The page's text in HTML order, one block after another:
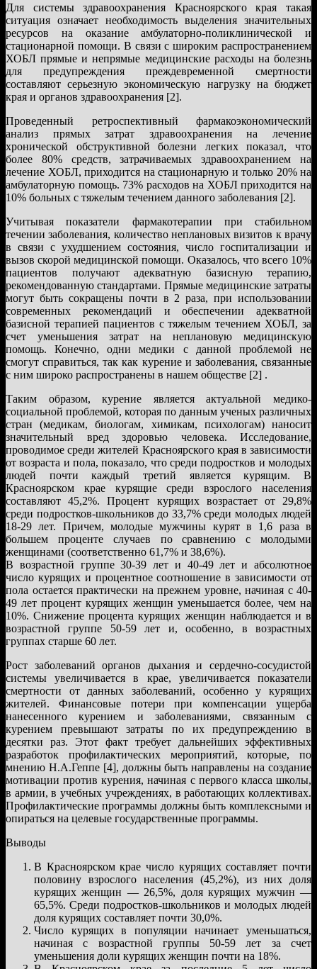
Для системы здравоохранения Красноярского края такая
ситуация означает необходимость выделения значительных
ресурсов на оказание амбулаторно-поликлинической и
стационарной помощи. В связи с широким распространением
ХОБЛ прямые и непрямые медицинские расходы на болезнь
для предупреждения преждевременной смертности
составляют серьезную экономическую нагрузку на бюджет
края и органов здравоохранения [2].
Проведенный ретроспективный фармакоэкономический
анализ прямых затрат здравоохранения на лечение
хронической обструктивной болезни легких показал, что
более 80% средств, затрачиваемых здравоохранением на
лечение ХОБЛ, приходится на стационарную и только 20% на
амбулаторную помощь. 73% расходов на ХОБЛ приходится на
10% больных с тяжелым течением данного заболевания [2].
Учитывая показатели фармакотерапии при стабильном
течении заболевания, количество неплановых визитов к врачу
в связи с ухудшением состояния, число госпитализации и
вызов скорой медицинской помощи. Оказалось, что всего 10%
пациентов получают адекватную базисную терапию,
рекомендованную стандартами. Прямые медицинские затраты
могут быть сокращены почти в 2 раза, при использовании
современных рекомендаций и обеспечении адекватной
базисной терапией пациентов с тяжелым течением ХОБЛ, за
счет уменьшения затрат на неплановую медицинскую
помощь. Конечно, одни медики с данной проблемой не
смогут справиться, так как курение и заболевания, связанные
с ним широко распространены в нашем обществе [2] .
Таким образом, курение является актуальной медико-
социальной проблемой, которая по данным ученых различных
стран (медикам, биологам, химикам, психологам) наносит
значительный вред здоровью человека. Исследование,
проводимое среди жителей Красноярского края в зависимости
от возраста и пола, показало, что среди подростков и молодых
людей почти каждый третий является курящим. В
Красноярском крае курящие среди взрослого населения
составляют 45,2%. Процент курящих возрастает от 29,8%
среди подростков-школьников до 33,7% среди молодых людей
18-29 лет. Причем, молодые мужчины курят в 1,6 раза в
большем проценте случаев по сравнению с молодыми
женщинами (соответственно 61,7% и 38,6%).
В возрастной группе 30-39 лет и 40-49 лет и абсолютное
число курящих и процентное соотношение в зависимости от
пола остается практически на прежнем уровне, начиная с 40-
49 лет процент курящих женщин уменьшается более, чем на
10%. Снижение процента курящих женщин наблюдается и в
возрастной группе 50-59 лет и, особенно, в возрастных
группах старше 60 лет.
Рост заболеваний органов дыхания и сердечно-сосудистой
системы увеличивается в крае, увеличивается показатели
смертности от данных заболеваний, особенно у курящих
жителей. Финансовые потери при компенсации ущерба
нанесенного курением и заболеваниями, связанным с
курением превышают затраты по их предупреждению в
десятки раз. Этот факт требует дальнейших эффективных
разработок профилактических мероприятий, которые, по
мнению Н.А.Геппе [4], должны быть направлены на создание
мотивации против курения, начиная с первого класса школы,
в армии, в учебных учреждениях, в работающих коллективах.
Профилактические программы должны быть комплексными и
опираться на целевые государственные программы.
Выводы
В Красноярском крае число курящих составляет почти
половину взрослого населения (45,2%), из них доля
курящих женщин — 26,5%, доля курящих мужчин —
65,5%. Среди подростков-школьников и молодых людей
доля курящих составляет почти 30,0%.
Число курящих в популяции начинает уменьшаться,
начиная с возрастной группы 50-59 лет за счет
уменьшения доли курящих женщин почти на 18%.